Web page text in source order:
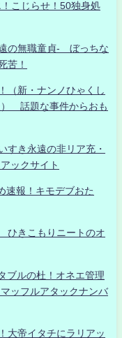
こじらせ！50独身処
の無職童貞- ぼっちな
苦！
（新・ナンノひゃくし
） 話題な事件からおも
すき永遠の非リア充・
ックサイト
速報！キモデブおた
ひきこもりニートのオ
ブルの杜！オネエ管理
ッフルアタックナンバ
大帝イタチにラリアッ